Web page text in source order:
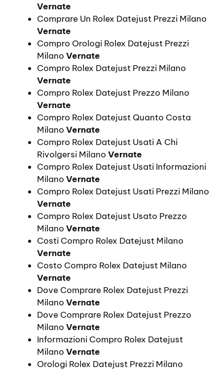
Vernate
Comprare Un Rolex Datejust Prezzi Milano
Vernate
Compro Orologi Rolex Datejust Prezzi
Milano Vernate
Compro Rolex Datejust Prezzi Milano
Vernate
Compro Rolex Datejust Prezzo Milano
Vernate
Compro Rolex Datejust Quanto Costa
Milano Vernate
Compro Rolex Datejust Usati A Chi
Rivolgersi Milano Vernate
Compro Rolex Datejust Usati Informazioni
Milano Vernate
Compro Rolex Datejust Usati Prezzi Milano
Vernate
Compro Rolex Datejust Usato Prezzo
Milano Vernate
Costi Compro Rolex Datejust Milano
Vernate
Costo Compro Rolex Datejust Milano
Vernate
Dove Comprare Rolex Datejust Prezzi
Milano Vernate
Dove Comprare Rolex Datejust Prezzo
Milano Vernate
Informazioni Compro Rolex Datejust
Milano Vernate
Orologi Rolex Datejust Prezzi Milano